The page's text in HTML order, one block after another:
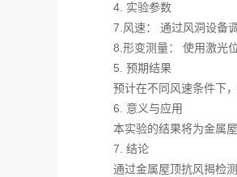
4. 实验参数
7.风速： 通过风洞设备
8.形变测量： 使用激光
5. 预期结果
预计在不同风速条件下
6. 意义与应用
本实验的结果将为金属
7. 结论
通过金属屋顶抗风揭检